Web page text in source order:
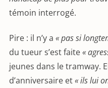
témoin interrogé.
Pire : il n’y a « pas si
du tueur s’est faite«
jeunes dans le tramway.
d’anniversaire et« ils lui